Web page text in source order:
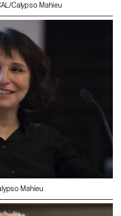
Calypso Mahieu
Mahieu